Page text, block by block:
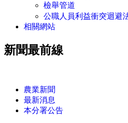
檢舉管道
公職人員利益衝突迴避
相關網站
新聞最前線
農業新聞
最新消息
本分署公告